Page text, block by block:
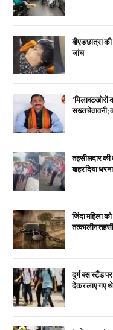
बीएड छात्रा
जांच
‘मिलावटखोरों
सख्त चेतावनी;
तहसीलदार
बाहर दिया
जिंदा महिला
तत्कालीन
दुर्ग बस स्टैंड
देकर लाए गए थे